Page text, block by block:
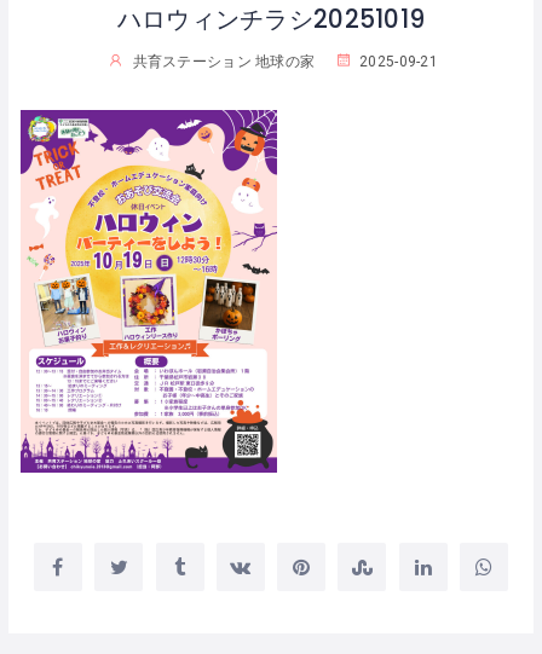
ハロウィンチラシ20251019
共育ステーション 地球の家 2025-09-21